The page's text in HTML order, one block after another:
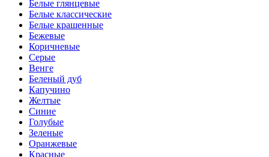
Белые глянцевые
Белые классические
Белые крашенные
Бежевые
Коричневые
Серые
Венге
Беленый дуб
Капучино
Желтые
Синие
Голубые
Зеленые
Оранжевые
Красные